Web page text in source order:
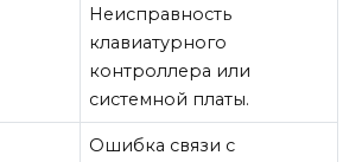
Неисправность
клавиатурного
контроллера или
системной платы.
Ошибка связи с